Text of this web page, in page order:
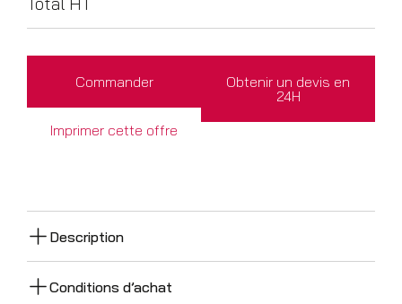
Commander
Imprimer cette offre
Obtenir un devis en
24H
Description
Conditions d’achat